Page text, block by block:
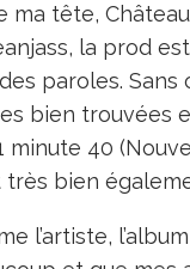
ma tête,
la prod
paroles.
bien trouvées
minute 40
bien
l’artiste,